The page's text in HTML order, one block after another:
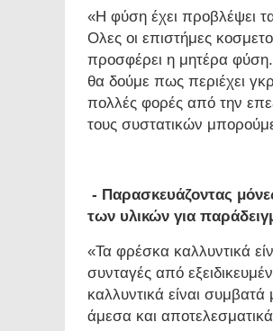
«Η φύση έχει προβλέψει
Ολες οι επιστήμες
προσφέρει η μητέρα φύση.
θα δούμε πως περιέχει
πολλές φορές από την
τους συστατικών
- Παρασκευάζοντας
των υλικών για
«Τα φρέσκα καλλυντικά
συνταγές από
καλλυντικά είναι
άμεσα και